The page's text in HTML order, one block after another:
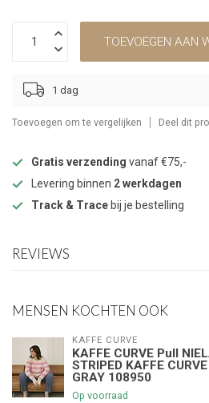
TOEVOEGEN AAN
1 dag
Toevoegen om te vergelijken Deel dit
Gratis verzending vanaf €75,-
Levering binnen 2 werkdagen
Track & Trace bij je bestelling
REVIEWS
MENSEN KOCHTEN OOK
KAFFE CURVE
KAFFE CURVE Pull
STRIPED KAFFE
GRAY 108950
Op voorraad